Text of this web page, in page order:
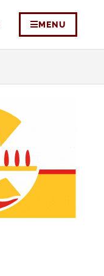
MENU